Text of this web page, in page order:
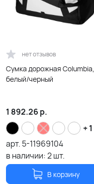
нет отзывов
Сумка дорожная Columbia,
белый/черный
1 892.26 р.
+ 1
арт. 5-11969104
в наличии:2шт.
В корзину